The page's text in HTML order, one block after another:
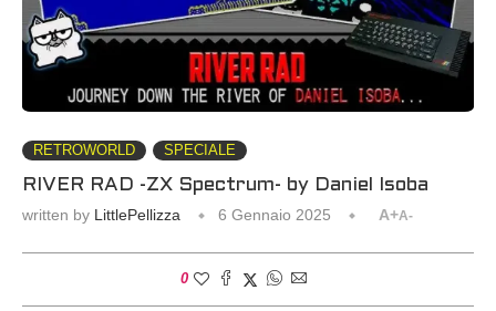
RETROWORLD SPECIALE
RIVER RAD -ZX Spectrum- by Daniel Isoba
written by LittlePellizza 6 Gennaio 2025 A+A-
0